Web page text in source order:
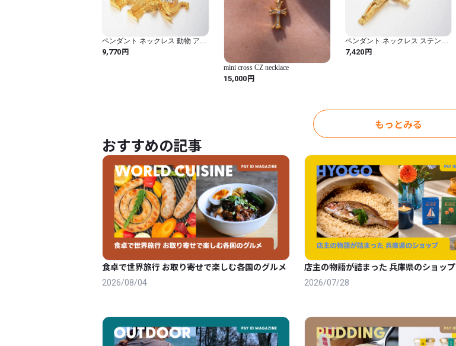
ペンダント ネックレス 動物 アニ
マル ステンレス ゴールド チェー
ン ゾウ レディース メンズ ヒップ
9,770円
mini cross CZ necklace
15,000円
ペンダント ネックレス ステンレ
ス ゴールド チェーン クロス メン
ズ 宗教的 INRI 十字架 イエス カ
7,420円
もっとみる
おすすめの記事
食卓で世界旅行 お取り寄せで楽しむ各国のグルメ
2026/08/04
店主の物語が詰まった 兵庫県のショップ
2026/07/28